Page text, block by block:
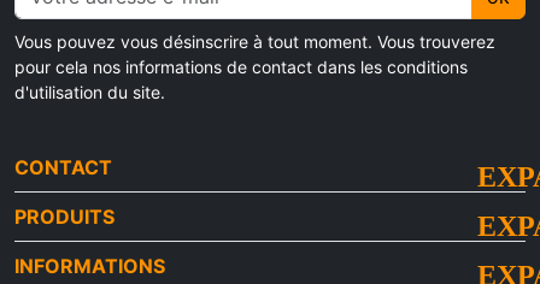
Vous pouvez vous désinscrire à tout moment. Vous trouverez
pour cela nos informations de contact dans les conditions
d'utilisation du site.
CONTACT
PRODUITS
INFORMATIONS